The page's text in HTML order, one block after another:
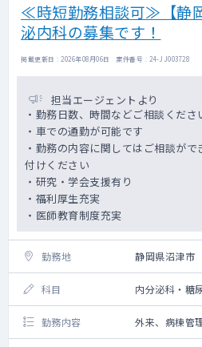
≪時短勤務相談可≫【静
泌内科の募集です！
掲載更新日 : 2026年08月06日 案件番号 : 24-JJ003728
担当エージェントより
・勤務日数、時間などご相談くださ
・車での通勤が可能です
・勤務の内容に関してはご相談が
付けください
・研究・学会支援有り
・福利厚生充実
・医師教育制度充実
勤務地 静岡県沼津市
科目 内分泌科・糖
勤務内容 外来、病棟管